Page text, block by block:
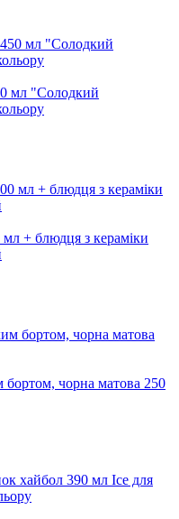
мл "Солодкий
+ блюдця з кераміки
бортом, чорна матова 250